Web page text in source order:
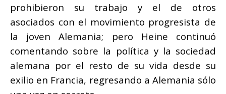
prohibieron su trabajo y el de otros
asociados con el movimiento progresista de
la joven Alemania; pero Heine continuó
comentando sobre la política y la sociedad
alemana por el resto de su vida desde su
exilio en Francia, regresando a Alemania sólo